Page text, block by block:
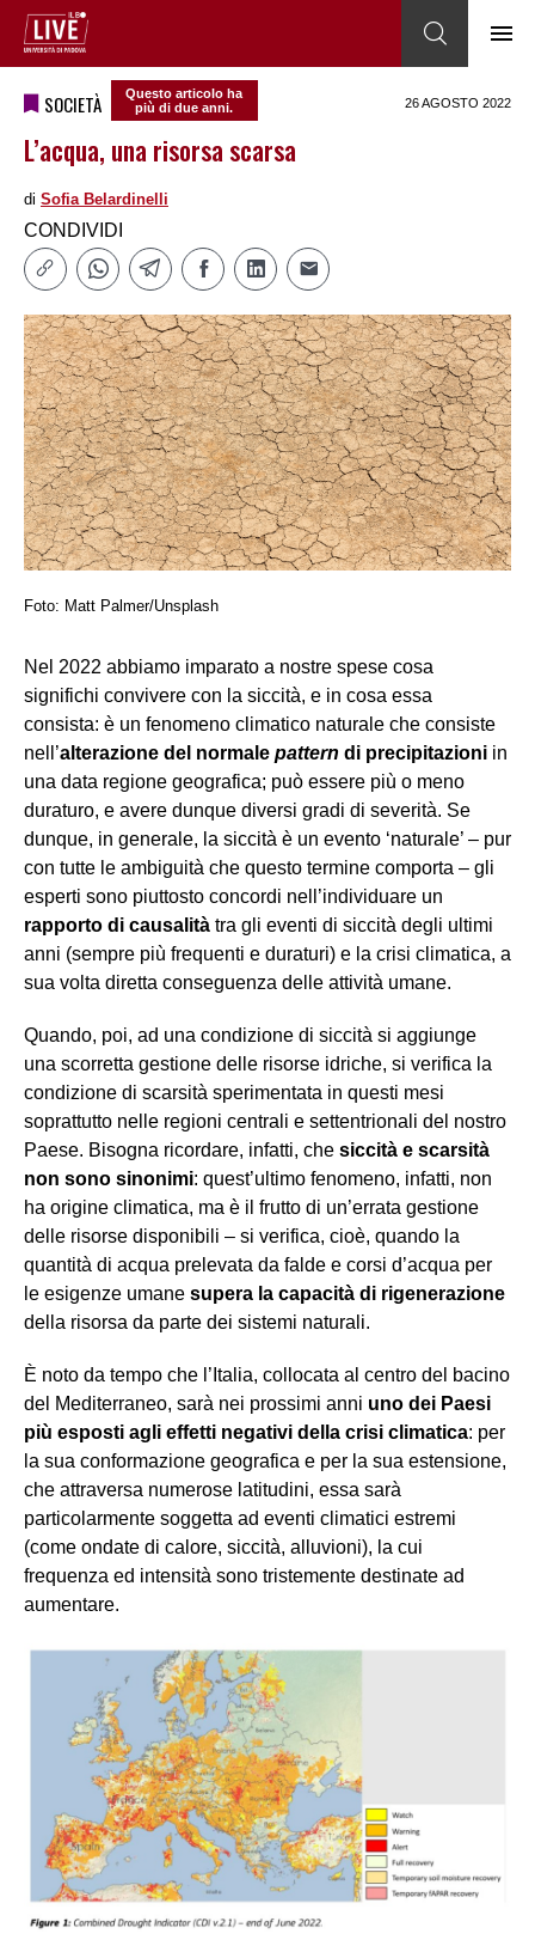
SOCIETÀ
Questo articolo ha
più di due anni.
26 AGOSTO 2022
L’acqua, una risorsa scarsa
di Sofia Belardinelli
CONDIVIDI
Foto: Matt Palmer/Unsplash
Nel 2022 abbiamo imparato a nostre spese cosa
significhi convivere con la siccità, e in cosa essa
consista: è un fenomeno climatico naturale che consiste
nell’alterazione del normale pattern di precipitazioni in
una data regione geografica; può essere più o meno
duraturo, e avere dunque diversi gradi di severità. Se
dunque, in generale, la siccità è un evento ‘naturale’ – pur
con tutte le ambiguità che questo termine comporta – gli
esperti sono piuttosto concordi nell’individuare un
rapporto di causalità tra gli eventi di siccità degli ultimi
anni (sempre più frequenti e duraturi) e la crisi climatica, a
sua volta diretta conseguenza delle attività umane.
Quando, poi, ad una condizione di siccità si aggiunge
una scorretta gestione delle risorse idriche, si verifica la
condizione di scarsità sperimentata in questi mesi
soprattutto nelle regioni centrali e settentrionali del nostro
Paese. Bisogna ricordare, infatti, che siccità e scarsità
non sono sinonimi: quest’ultimo fenomeno, infatti, non
ha origine climatica, ma è il frutto di un’errata gestione
delle risorse disponibili – si verifica, cioè, quando la
quantità di acqua prelevata da falde e corsi d’acqua per
le esigenze umane supera la capacità di rigenerazione
della risorsa da parte dei sistemi naturali.
È noto da tempo che l’Italia, collocata al centro del bacino
del Mediterraneo, sarà nei prossimi anni uno dei Paesi
più esposti agli effetti negativi della crisi climatica: per
la sua conformazione geografica e per la sua estensione,
che attraversa numerose latitudini, essa sarà
particolarmente soggetta ad eventi climatici estremi
(come ondate di calore, siccità, alluvioni), la cui
frequenza ed intensità sono tristemente destinate ad
aumentare.